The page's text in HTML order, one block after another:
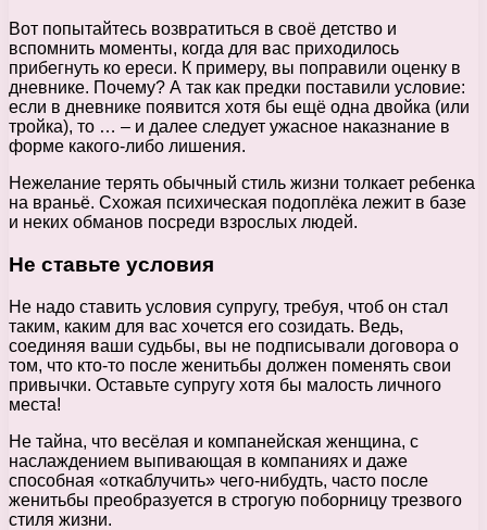
Вот попытайтесь возвратиться в своё детство и
вспомнить моменты, когда для вас приходилось
прибегнуть ко ереси. К примеру, вы поправили оценку в
дневнике. Почему? А так как предки поставили условие:
если в дневнике появится хотя бы ещё одна двойка (или
тройка), то … – и далее следует ужасное наказнание в
форме какого-либо лишения.
Нежелание терять обычный стиль жизни толкает ребенка
на враньё. Схожая психическая подоплёка лежит в базе
и неких обманов посреди взрослых людей.
Не ставьте условия
Не надо ставить условия супругу, требуя, чтоб он стал
таким, каким для вас хочется его созидать. Ведь,
соединяя ваши судьбы, вы не подписывали договора о
том, что кто-то после женитьбы должен поменять свои
привычки. Оставьте супругу хотя бы малость личного
места!
Не тайна, что весёлая и компанейская женщина, с
наслаждением выпивающая в компаниях и даже
способная «откаблучить» чего-нибудть, часто после
женитьбы преобразуется в строгую поборницу трезвого
стиля жизни.